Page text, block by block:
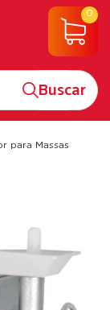
Buscar
0
para Massas